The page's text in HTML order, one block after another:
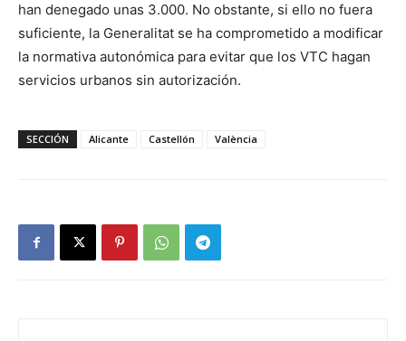
han denegado unas 3.000. No obstante, si ello no fuera
suficiente, la Generalitat se ha comprometido a modificar
la normativa autonómica para evitar que los VTC hagan
servicios urbanos sin autorización.
SECCIÓN Alicante Castellón València